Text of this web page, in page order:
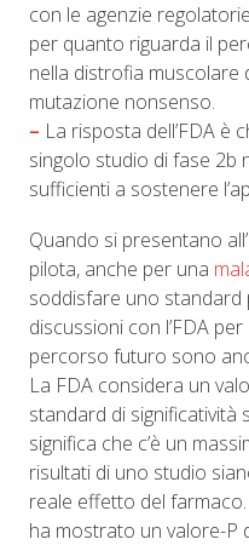
con le agenzie
per quanto riguarda il
nella distrofia muscolare
mutazione nonsenso.
– La risposta dell’FDA è
singolo studio di fase 2b
sufficienti a sostenere
Quando si presentano
pilota, anche per una
soddisfare uno standard
discussioni con l’FDA
percorso futuro sono
La FDA considera un
standard di significatività
significa che c’è un
risultati di uno studio
reale effetto del
ha mostrato un valore-P